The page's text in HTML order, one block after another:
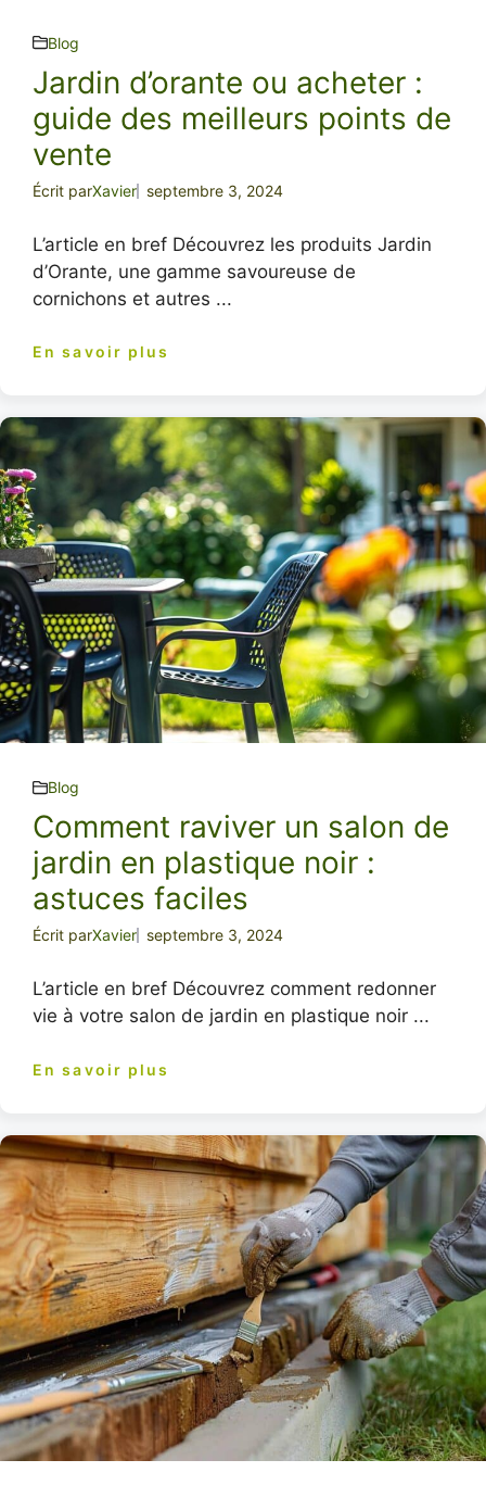
Blog
Jardin d’orante ou acheter :
guide des meilleurs points de
vente
Écrit parXavier septembre 3, 2024
L’article en bref Découvrez les produits Jardin
d’Orante, une gamme savoureuse de
cornichons et autres ...
En savoir plus
Blog
Comment raviver un salon de
jardin en plastique noir :
astuces faciles
Écrit parXavier septembre 3, 2024
L’article en bref Découvrez comment redonner
vie à votre salon de jardin en plastique noir ...
En savoir plus